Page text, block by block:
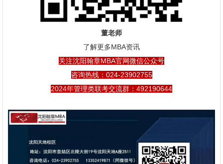
董老师
了解更多MBA资讯
关注沈阳翰章MBA官网微信公众号
咨询热线：024-23902755
2024年管理类联考交流群：492190644